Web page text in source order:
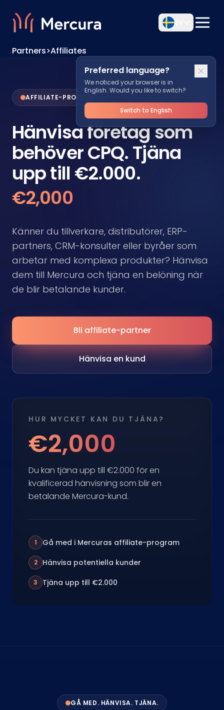
Preferred language?
We noticed your browser is in
English. Would you like to switch?
Switch to English
Partners>Affiliates
AFFILIATE-PROGRAM
Hänvisa företag som
behöver CPQ. Tjäna
upp till €2.000.
€2,000
Känner du tillverkare, distributörer, ERP-
partners, CRM-konsulter eller byråer som
arbetar med komplexa produkter? Hänvisa
dem till Mercura och tjäna en belöning när
de blir betalande kunder.
Bli affiliate-partner
Hänvisa en kund
HUR MYCKET KAN DU TJÄNA?
€2,000
Du kan tjäna upp till €2.000 för en
kvalificerad hänvisning som blir en
betalande Mercura-kund.
1 Gå med i Mercuras affiliate-program
2 Hänvisa potentiella kunder
3 Tjäna upp till €2.000
GÅ MED. HÄNVISA. TJÄNA.